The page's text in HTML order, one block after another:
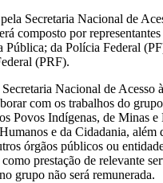
Secretaria Nacional de
composto por
Pública; da Polícia Federal
(PRF).
Nacional de Acesso
com os trabalhos do
Povos Indígenas, de Minas e
e da Cidadania, além
órgãos públicos ou
prestação de relevante
grupo não será remunerada.